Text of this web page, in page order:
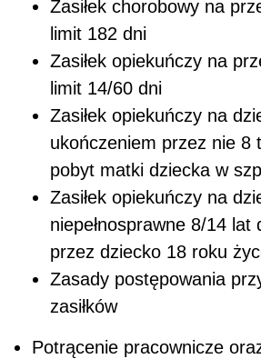
Zasiłek chorobowy na
limit 182 dni
Zasiłek opiekuńczy na
limit 14/60 dni
Zasiłek opiekuńczy na
ukończeniem przez nie 8
pobyt matki dziecka w
Zasiłek opiekuńczy na
niepełnosprawne 8/14 lat
przez dziecko 18 roku
Zasady postępowania
zasiłków
Potrącenie pracownicze